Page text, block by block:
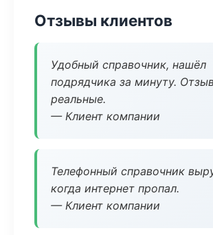
Отзывы клиентов
Удобный справочник, нашёл
подрядчика за минуту.
реальные.
— Клиент компании
Телефонный справочник
когда интернет пропал.
— Клиент компании